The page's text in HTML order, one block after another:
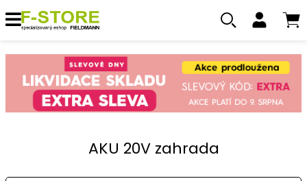
AKU 20V zahrada